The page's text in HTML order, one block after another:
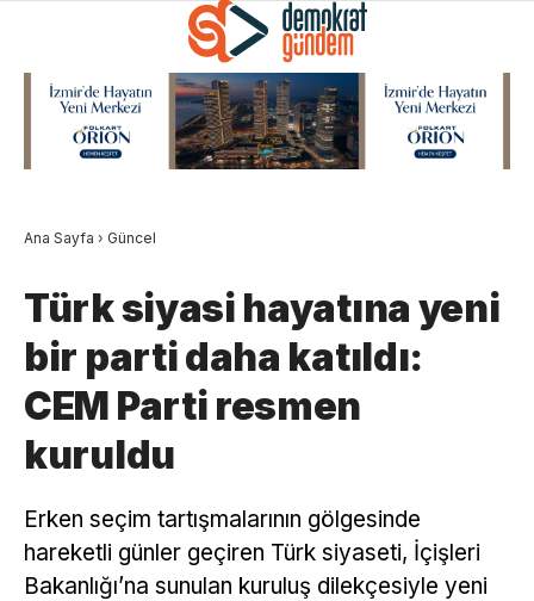
Ana Sayfa › Güncel
Türk siyasi hayatına yeni
bir parti daha katıldı:
CEM Parti resmen
kuruldu
Erken seçim tartışmalarının gölgesinde
hareketli günler geçiren Türk siyaseti, İçişleri
Bakanlığı’na sunulan kuruluş dilekçesiyle yeni